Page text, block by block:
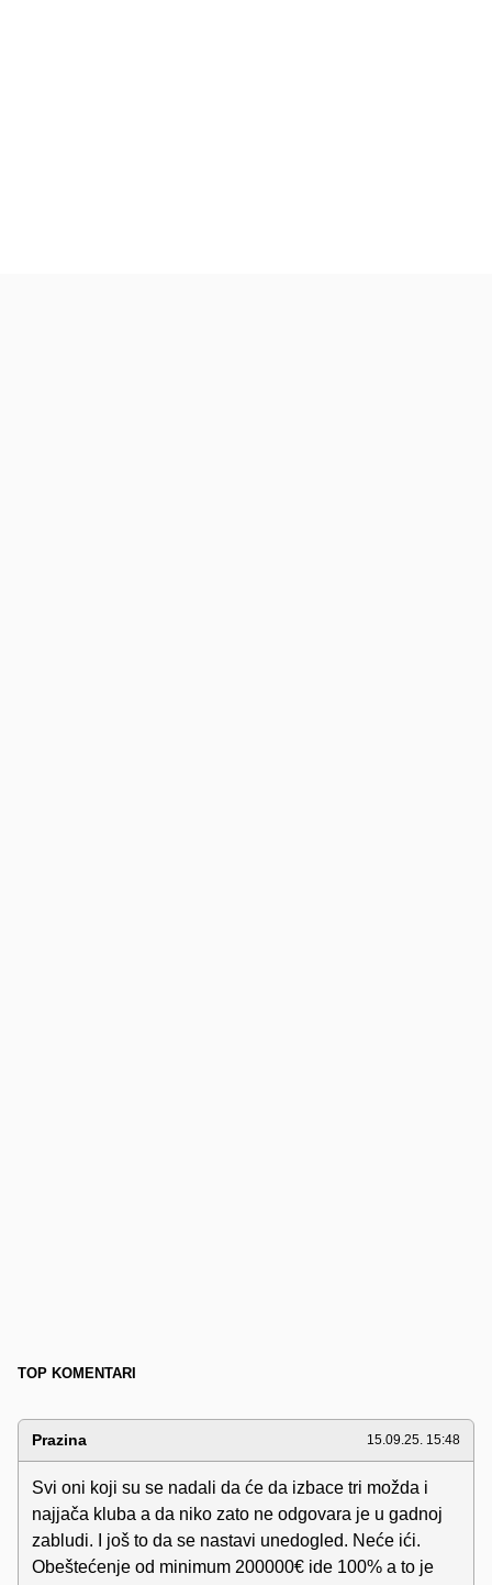
TOP KOMENTARI
Prazina 15.09.25. 15:48
Svi oni koji su se nadali da će da izbace tri možda i
najjača kluba a da niko zato ne odgovara je u gadnoj
zabludi. I još to da se nastavi unedogled. Neće ići.
Obeštećenje od minimum 200000€ ide 100% a to je